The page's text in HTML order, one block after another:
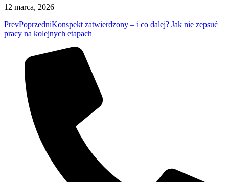
12 marca, 2026
PrevPoprzedniKonspekt zatwierdzony – i co dalej? Jak nie zepsuć
pracy na kolejnych etapach